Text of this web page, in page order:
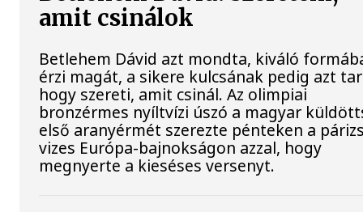
amit csinálok
Betlehem Dávid azt mondta, kiváló
érzi magát, a sikere kulcsának pedig azt
hogy szereti, amit csinál. Az olimpiai
bronzérmes nyíltvízi úszó a magyar
első aranyérmét szerezte pénteken a
vizes Európa-bajnokságon azzal, hogy
megnyerte a kieséses versenyt.